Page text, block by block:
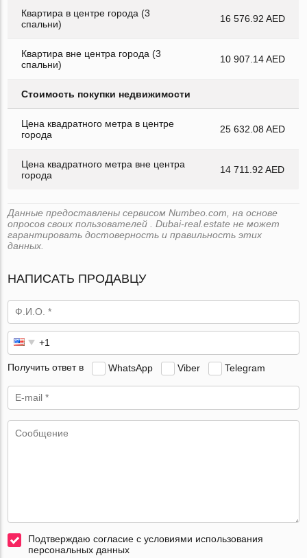
Квартира в центре города (3
спальни)
16 576.92 AED
Квартира вне центра города (3
спальни)
10 907.14 AED
Стоимость покупки недвижимости
Цена квадратного метра в центре
города
25 632.08 AED
Цена квадратного метра вне центра
города
14 711.92 AED
Данные предоставлены сервисом Numbeo.com, на основе
опросов своих пользователей . Dubai-real.estate не может
гарантировать достоверность и правильность этих
данных.
НАПИСАТЬ ПРОДАВЦУ
Получить ответ в WhatsApp Viber Telegram
Подтверждаю согласие с условиями использования
персональных данных